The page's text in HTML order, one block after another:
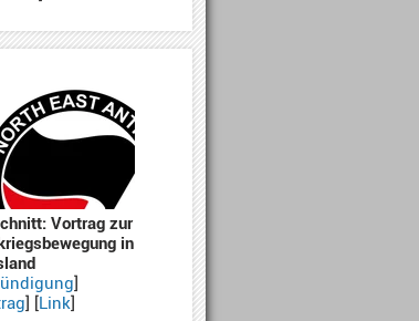
Vortrag zur
in
]
] [Link]